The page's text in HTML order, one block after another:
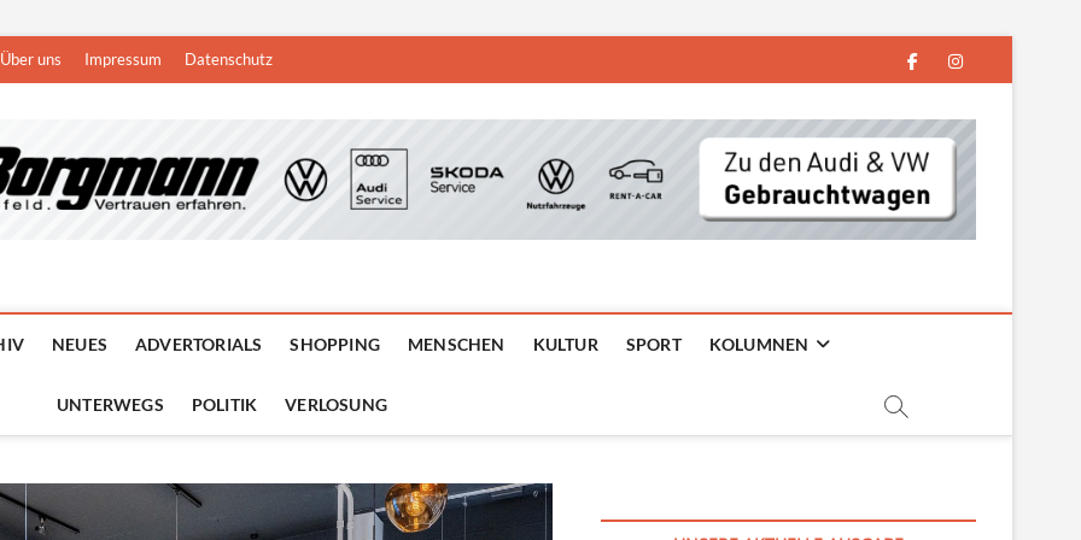
Über uns Impressum Datenschutz facebookinstagram
NIEDERRHEIN
NEUES ADVERTORIALS SHOPPING MENSCHEN KULTUR SPORT KOLUMNEN
UNTERWEGS POLITIK VERLOSUNG